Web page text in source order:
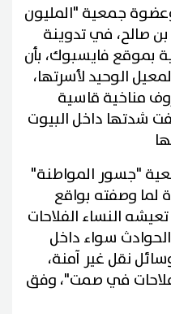
جمعية "المليون
صالح، في تدوينة
بموقع فايسبوك، بأن
الوحيد لأسرتها،
مناخية قاسية
شدتها داخل البيوت
"جسور المواطنة"
لما وصفته بواقع
النساء الفلاحات
سواء داخل
نقل غير آمنة،
في صمت"، وفق